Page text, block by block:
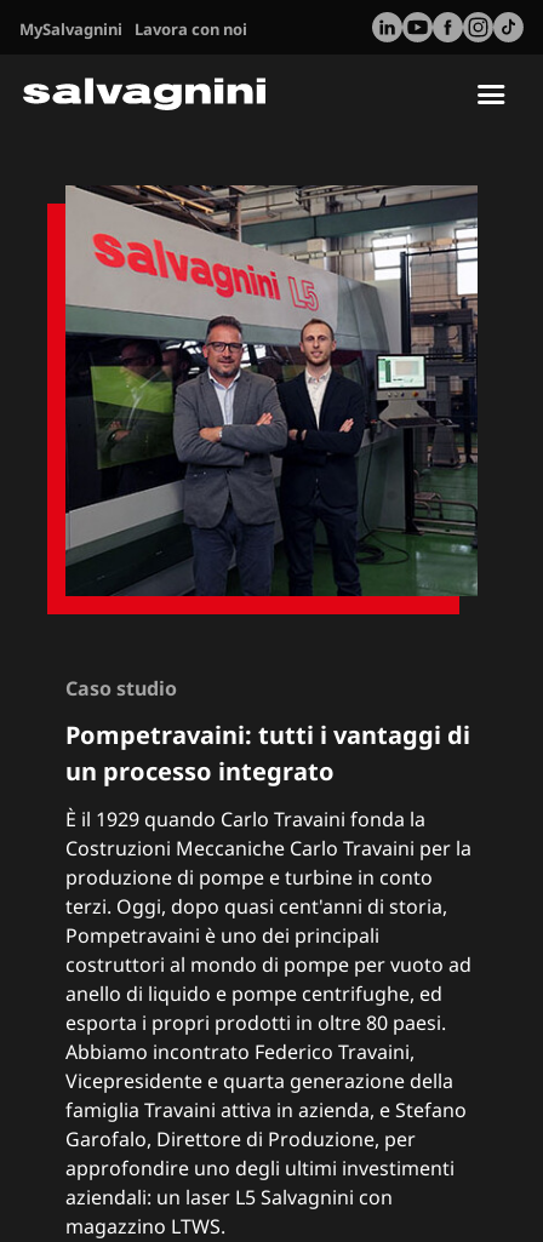
MySalvagnini Lavora con noi
Caso studio
Pompetravaini: tutti i vantaggi di
un processo integrato
È il 1929 quando Carlo Travaini fonda la
Costruzioni Meccaniche Carlo Travaini per la
produzione di pompe e turbine in conto
terzi. Oggi, dopo quasi cent'anni di storia,
Pompetravaini è uno dei principali
costruttori al mondo di pompe per vuoto ad
anello di liquido e pompe centrifughe, ed
esporta i propri prodotti in oltre 80 paesi.
Abbiamo incontrato Federico Travaini,
Vicepresidente e quarta generazione della
famiglia Travaini attiva in azienda, e Stefano
Garofalo, Direttore di Produzione, per
approfondire uno degli ultimi investimenti
aziendali: un laser L5 Salvagnini con
magazzino LTWS.